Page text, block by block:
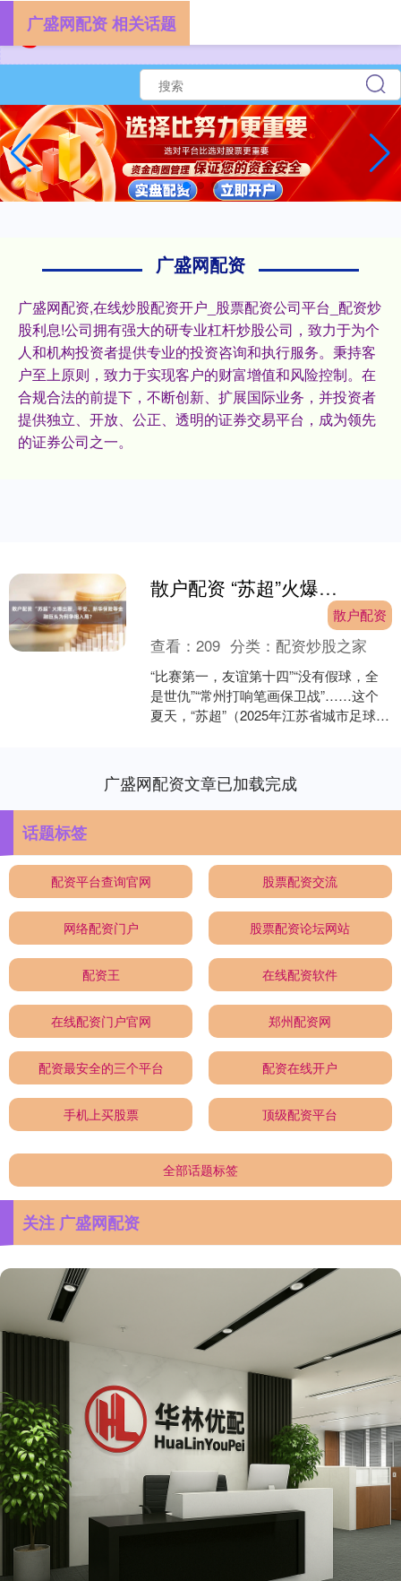
广盛网配资
广盛网配资,在线炒股配资开户_股票配资公司平台_配资炒
股利息!公司拥有强大的研专业杠杆炒股公司，致力于为个
人和机构投资者提供专业的投资咨询和执行服务。秉持客
户至上原则，致力于实现客户的财富增值和风险控制。在
合规合法的前提下，不断创新、扩展国际业务，并投资者
提供独立、开放、公正、透明的证券交易平台，成为领先
的证券公司之一。
广盛网配资 相关话题
散户配资 “苏超”火爆出圈，平安、新华保险等金融巨头为何争相入局？
散户配资
查看：209 分类：配资炒股之家
“比赛第一，友谊第十四”“没有假球，全
是世仇”“常州打响笔画保卫战”……这个
夏天，“苏超”（2025年江苏省城市足球联
广盛网配资文章已加载完成
话题标签
配资平台查询官网 股票配资交流
网络配资门户 股票配资论坛网站
配资王 在线配资软件
在线配资门户官网 郑州配资网
配资最安全的三个平台 配资在线开户
手机上买股票 顶级配资平台
全部话题标签
关注 广盛网配资